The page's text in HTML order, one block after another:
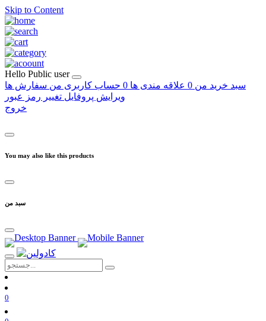
Skip to Content
Hello Public user
سبد خرید من 0 علاقه مندی ها 0 حساب کاربری من سفارش ها
ویرایش پروفایل تغییر رمز عبور
خروج
You may also like this products
سبد من
0